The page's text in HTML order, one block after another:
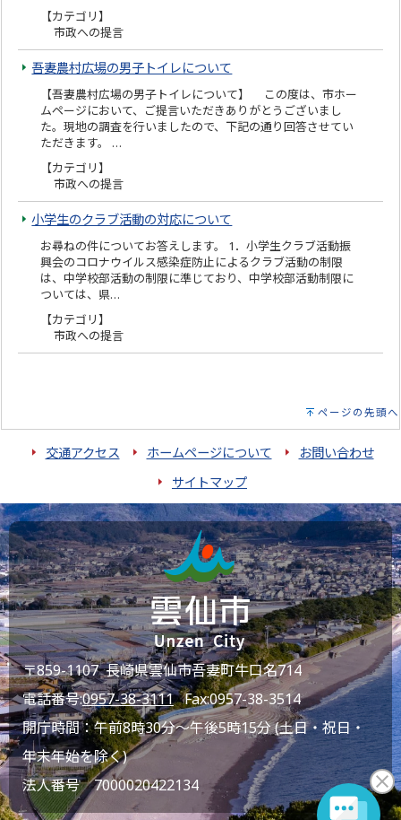
【カテゴリ】
市政への提言
吾妻農村広場の男子トイレについて
【吾妻農村広場の男子トイレについて】 この度は、市ホー
ムページにおいて、ご提言いただきありがとうございまし
た。現地の調査を行いましたので、下記の通り回答させてい
ただきます。 …
【カテゴリ】
市政への提言
小学生のクラブ活動の対応について
お尋ねの件についてお答えします。 1．小学生クラブ活動振
興会のコロナウイルス感染症防止によるクラブ活動の制限
は、中学校部活動の制限に準じており、中学校部活動制限に
ついては、県…
【カテゴリ】
市政への提言
ページの先頭へ
交通アクセス ホームページについて
お問い合わせ
サイトマップ
〒859-1107 長崎県雲仙市吾妻町牛口名714
電話番号:0957-38-3111Fax:0957-38-3514
開庁時間：午前8時30分～午後5時15分 (土日・祝日・
年末年始を除く)
法人番号 7000020422134